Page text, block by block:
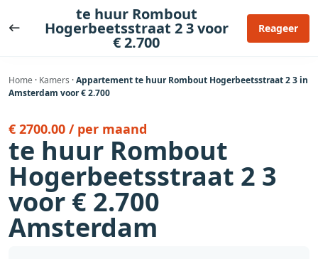
naar
te huur Rombout
Hogerbeetsstraat 2 3 voor
€ 2.700
Reageer
Home · Kamers ·Appartement te huur Rombout Hogerbeetsstraat 2 3 in
Amsterdam voor € 2.700
€ 2700.00 / per maand
te huur Rombout
Hogerbeetsstraat 2 3
voor € 2.700
Amsterdam